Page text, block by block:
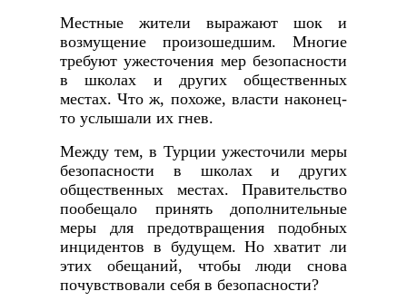
Местные жители выражают шок и
возмущение произошедшим. Многие
требуют ужесточения мер безопасности
в школах и других общественных
местах. Что ж, похоже, власти наконец-
то услышали их гнев.
Между тем, в Турции ужесточили меры
безопасности в школах и других
общественных местах. Правительство
пообещало принять дополнительные
меры для предотвращения подобных
инцидентов в будущем. Но хватит ли
этих обещаний, чтобы люди снова
почувствовали себя в безопасности?